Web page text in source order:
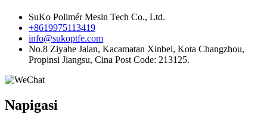
SuKo Polimér Mesin Tech Co., Ltd.
+8619975113419
info@sukoptfe.com
No.8 Ziyahe Jalan, Kacamatan Xinbei, Kota Changzhou,
Propinsi Jiangsu, Cina Post Code: 213125.
Napigasi